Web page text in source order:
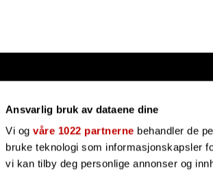
Ansvarlig bruk av dataene dine
Vi ogvåre 1022 partnerne behandler de
bruke teknologi som informasjonskapsler
vi kan tilby deg personlige annonser og